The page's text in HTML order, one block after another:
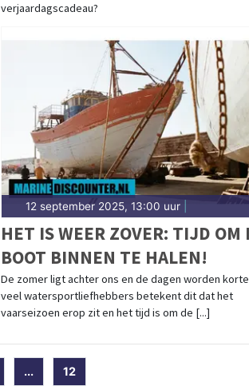
verjaardagscadeau?
12 september 2025, 13:00 uur|
HET IS WEER ZOVER: TIJD OM
BOOT BINNEN TE HALEN!
De zomer ligt achter ons en de dagen worden
veel watersportliefhebbers betekent dit dat het
vaarseizoen erop zit en het tijd is om de [...]
... 12